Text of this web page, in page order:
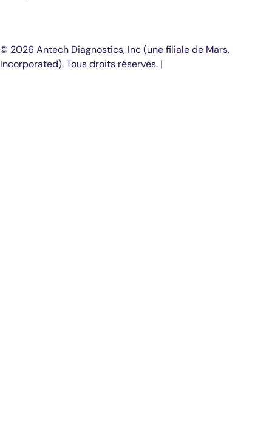
© 2026 Antech Diagnostics, Inc (une filiale de Mars,
Incorporated). Tous droits réservés. |